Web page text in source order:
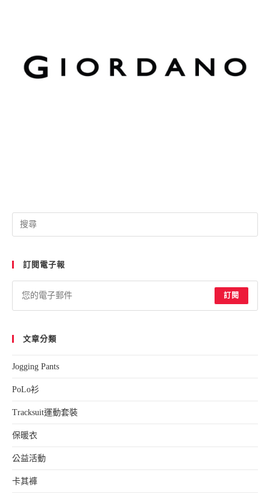
訂閱電子報
訂閱
文章分類
Jogging Pants
PoLo衫
Tracksuit運動套裝
保暖衣
公益活動
卡其褲